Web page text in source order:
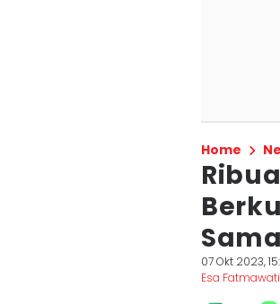
Home
07 Okt 2023,
Esa Fatmawati